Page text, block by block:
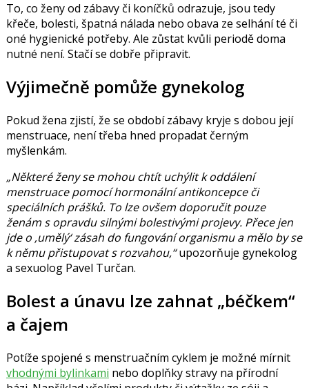
To, co ženy od zábavy či koníčků odrazuje, jsou tedy
křeče, bolesti, špatná nálada nebo obava ze selhání té či
oné hygienické potřeby. Ale zůstat kvůli periodě doma
nutné není. Stačí se dobře připravit.
Výjimečně pomůže gynekolog
Pokud žena zjistí, že se období zábavy kryje s dobou její
menstruace, není třeba hned propadat černým
myšlenkám.
„Některé ženy se mohou chtít uchýlit k oddálení
menstruace pomocí hormonální antikoncepce či
speciálních prášků. To lze ovšem doporučit pouze
ženám s opravdu silnými bolestivými projevy. Přece jen
jde o ‚umělý‘ zásah do fungování organismu a mělo by se
k němu přistupovat s rozvahou,“upozorňuje gynekolog
a sexuolog Pavel Turčan.
Bolest a únavu lze zahnat „béčkem“
a čajem
Potíže spojené s menstruačním cyklem je možné mírnit
vhodnými bylinkami nebo doplňky stravy na přírodní